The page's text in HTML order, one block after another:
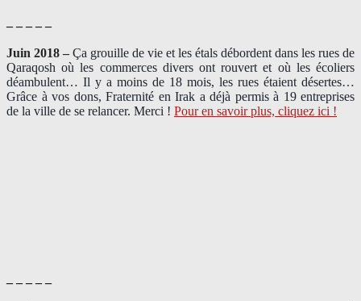
– – – – –
Juin 2018 – Ça grouille de vie et les étals débordent dans les rues de
Qaraqosh où les commerces divers ont rouvert et où les écoliers
déambulent… Il y a moins de 18 mois, les rues étaient désertes…
Grâce à vos dons, Fraternité en Irak a déjà permis à 19 entreprises
de la ville de se relancer. Merci ! Pour en savoir plus, cliquez ici !
– – – – –